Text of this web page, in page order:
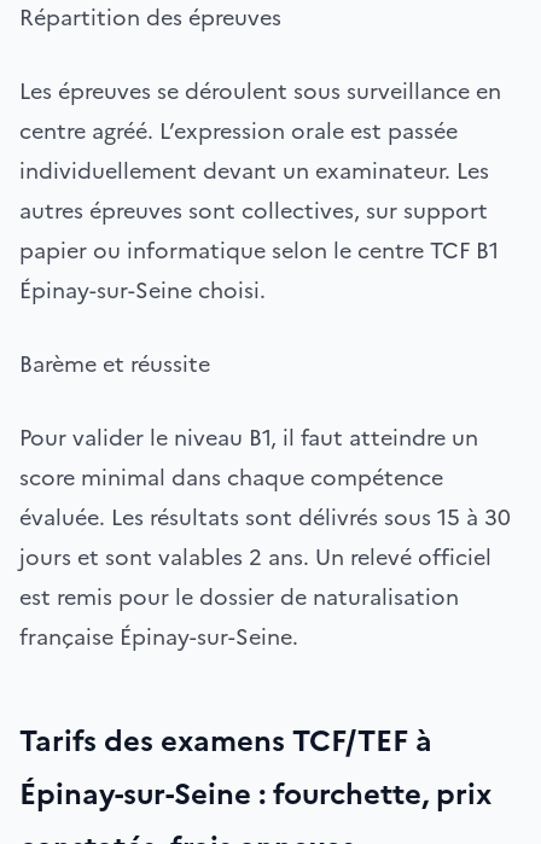
Répartition des épreuves
Les épreuves se déroulent sous surveillance en
centre agréé. L’expression orale est passée
individuellement devant un examinateur. Les
autres épreuves sont collectives, sur support
papier ou informatique selon le centre TCF B1
Épinay-sur-Seine choisi.
Barème et réussite
Pour valider le niveau B1, il faut atteindre un
score minimal dans chaque compétence
évaluée. Les résultats sont délivrés sous 15 à 30
jours et sont valables 2 ans. Un relevé officiel
est remis pour le dossier de naturalisation
française Épinay-sur-Seine.
Tarifs des examens TCF/TEF à
Épinay-sur-Seine : fourchette, prix